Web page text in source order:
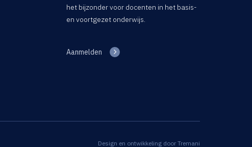
het bijzonder voor docenten in het basis-
en voortgezet onderwijs.
Aanmelden
Design en ontwikkeling door Tremani